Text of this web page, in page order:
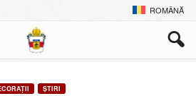
ROMÂNĂ
ŞTIRI